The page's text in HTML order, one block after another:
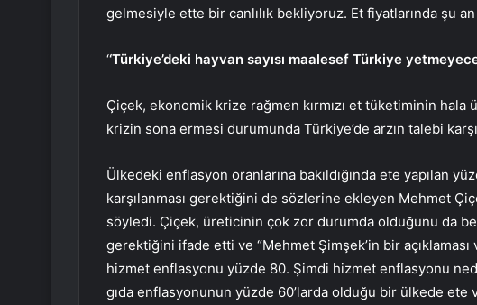
gelmesiyle ette bir canlılık bekliyoruz. Et fiyatlarında şu
‘‘Türkiye’deki hayvan sayısı maalesef Türkiye
Çiçek, ekonomik krize rağmen kırmızı et tüketiminin
krizin sona ermesi durumunda Türkiye’de arzın talebi
Ülkedeki enflasyon oranlarına bakıldığında ete yapılan
karşılanması gerektiğini de sözlerine ekleyen Mehmet
söyledi. Çiçek, üreticinin çok zor durumda olduğunu da
gerektiğini ifade etti ve “Mehmet Şimşek’in bir
hizmet enflasyonu yüzde 80. Şimdi hizmet enflasyonu
gıda enflasyonunun yüzde 60’larda olduğu bir ülkede ete